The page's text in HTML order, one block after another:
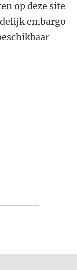
op deze site
embargo